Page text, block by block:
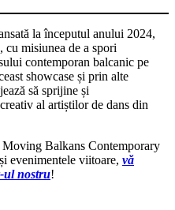
la începutul anului 2024,
cu misiunea de a spori
contemporan balcanic pe
showcase și prin alte
să sprijine și
al artiștilor de dans din
Balkans Contemporary
evenimentele viitoare, vă
ul nostru!